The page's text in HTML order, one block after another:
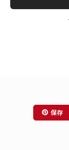
保存